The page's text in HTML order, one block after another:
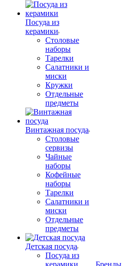
Посуда из
керамики
Столовые
наборы
Тарелки
Салатники и
миски
Кружки
Отдельные
предметы
Винтажная посуда
Столовые
сервизы
Чайные
наборы
Кофейные
наборы
Тарелки
Салатники и
миски
Отдельные
предметы
Детская посуда
Посуда из
керамики
Бренды